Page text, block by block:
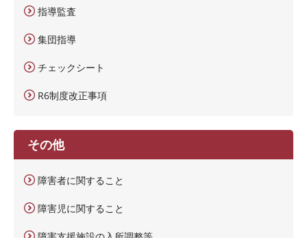
指導監査
集団指導
チェックシート
R6制度改正事項
その他
障害者に関すること
障害児に関すること